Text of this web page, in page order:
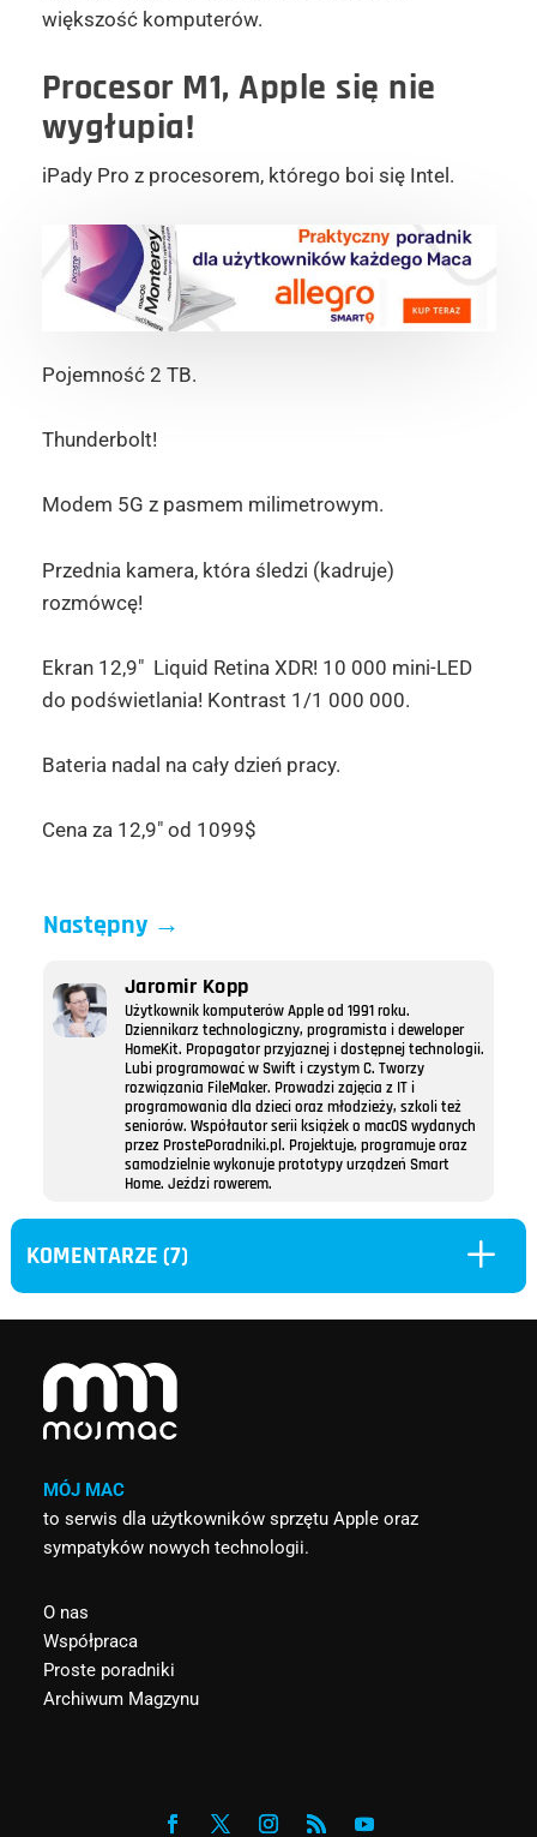
większość komputerów.
Procesor M1, Apple się nie
wygłupia!
iPady Pro z procesorem, którego boi się Intel.
Pojemność 2 TB.
Thunderbolt!
Modem 5G z pasmem milimetrowym.
Przednia kamera, która śledzi (kadruje)
rozmówcę!
Ekran 12,9″ Liquid Retina XDR! 10 000 mini-LED
do podświetlania! Kontrast 1/1 000 000.
Bateria nadal na cały dzień pracy.
Cena za 12,9″ od 1099$
Następny→
Jaromir Kopp
Użytkownik komputerów Apple od 1991 roku.
Dziennikarz technologiczny, programista i deweloper
HomeKit. Propagator przyjaznej i dostępnej technologii.
Lubi programować w Swift i czystym C. Tworzy
rozwiązania FileMaker. Prowadzi zajęcia z IT i
programowania dla dzieci oraz młodzieży, szkoli też
seniorów. Współautor serii książek o macOS wydanych
przez ProstePoradniki.pl. Projektuje, programuje oraz
samodzielnie wykonuje prototypy urządzeń Smart
Home. Jeździ rowerem.
KOMENTARZE (7) L
MÓJ MAC
to serwis dla użytkowników sprzętu Apple oraz
sympatyków nowych technologii.
O nas
Współpraca
Proste poradniki
Archiwum Magzynu